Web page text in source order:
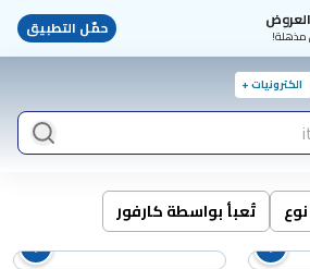
مذهلة! حمّل التطبيق
الكترونيات +
نوع تُعبأ بواسطة كارفور